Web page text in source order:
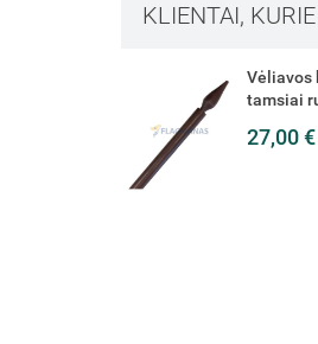
KLIENTAI,
Vėliavos
tamsiai
27,00 €